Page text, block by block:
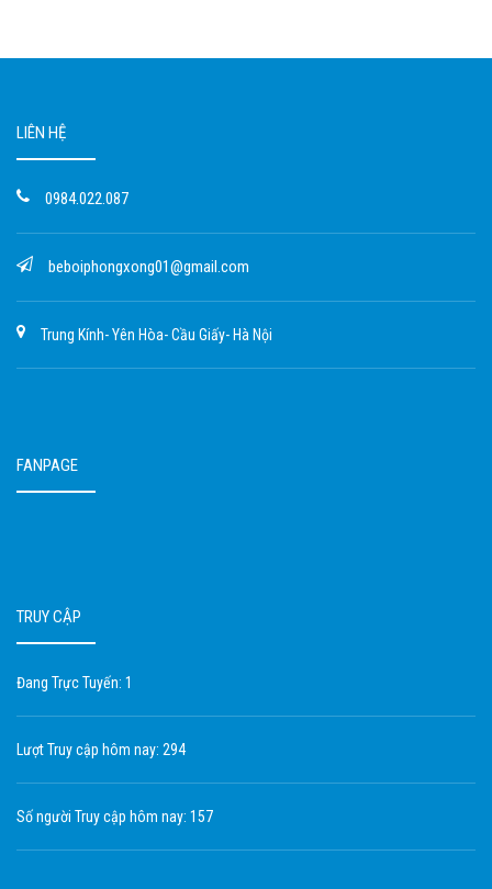
LIÊN HỆ
0984.022.087
beboiphongxong01@gmail.com
Trung Kính- Yên Hòa- Cầu Giấy- Hà Nội
FANPAGE
TRUY CẬP
Đang Trực Tuyến: 1
Lượt Truy cập hôm nay: 294
Số người Truy cập hôm nay: 157